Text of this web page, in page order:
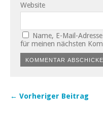
Website
Name, E-Mail-
für meinen nächsten
← Vorheriger Beitrag